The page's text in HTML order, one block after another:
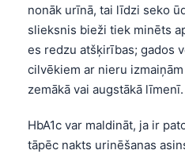
nonāk urīnā, tai līdzi seko
slieksnis bieži tiek minēts
es redzu atšķirības; gados
cilvēkiem ar nieru
zemākā vai augstākā līmenī.
HbA1c var maldināt, ja ir
tāpēc nakts urinēšanas